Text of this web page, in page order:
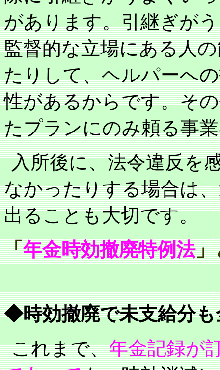
があります。引継ぎが
監督的な立場にある人
たりして、ヘルパーへ
性があるからです。そ
たプランにのみ頼る事
入所後に、法令違反を
なかったりする場合は
出ることも大切です。
「年金時効撤廃特例法」
◆時効撤廃で未支給分も
これまで、年金記録が